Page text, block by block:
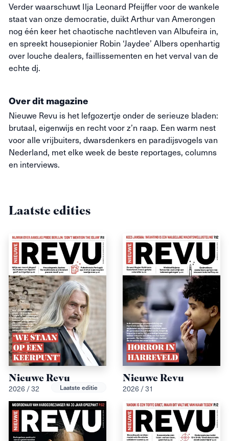
Verder waarschuwt Ilja Leonard Pfeijffer voor de wankele
staat van onze democratie, duikt Arthur van Amerongen
nog één keer het chaotische nachtleven van Albufeira in,
en spreekt housepionier Robin ‘Jaydee’ Albers openhartig
over louche dealers, faillissementen en het verval van de
echte dj.
Over dit magazine
Nieuwe Revu is het lefgozertje onder de serieuze bladen:
brutaal, eigenwijs en recht voor z’n raap. Een warm nest
voor alle vrijbuiters, dwarsdenkers en paradijsvogels van
Nederland, met elke week de beste reportages, columns
en interviews.
Laatste edities
Nieuwe Revu
2026 / 32 Laatste editie
Nieuwe Revu
2026 / 31